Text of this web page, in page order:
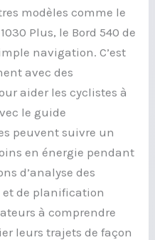
modèles comme le
Plus, le Bord 540 de
navigation. C’est
avec des
aider les cyclistes à
le guide
peuvent suivre un
en énergie pendant
d’analyse des
et de planification
à comprendre
leurs trajets de façon